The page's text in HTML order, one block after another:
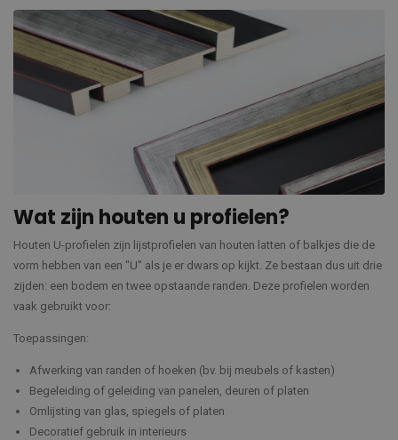
Wat zijn houten u profielen?
Houten U-profielen zijn lijstprofielen van houten latten of balkjes die de
vorm hebben van een "U" als je er dwars op kijkt. Ze bestaan dus uit drie
zijden: een bodem en twee opstaande randen. Deze profielen worden
vaak gebruikt voor:
Toepassingen:
Afwerking van randen of hoeken (bv. bij meubels of kasten)
Begeleiding of geleiding van panelen, deuren of platen
Omlijsting van glas, spiegels of platen
Decoratief gebruik in interieurs